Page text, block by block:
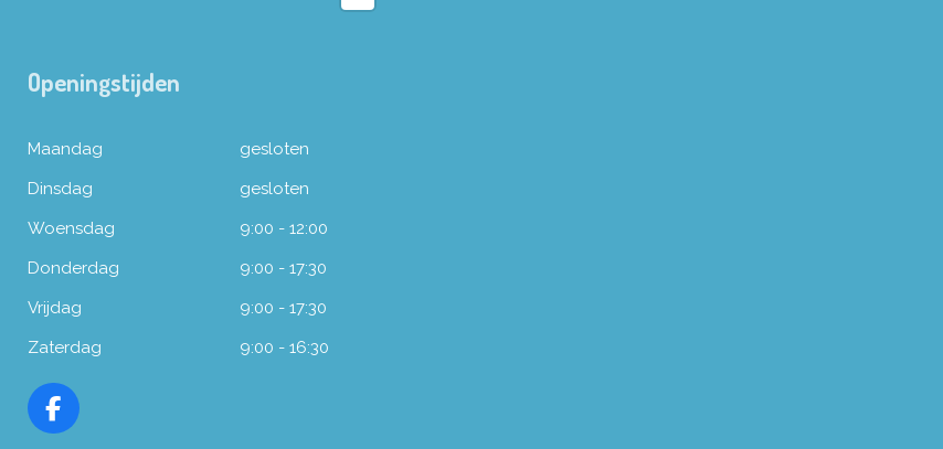
Openingstijden
Maandag
gesloten
Dinsdag
gesloten
Woensdag
9:00 - 12:00
Donderdag
9:00 - 17:30
Vrijdag
9:00 - 17:30
Zaterdag
9:00 - 16:30
F